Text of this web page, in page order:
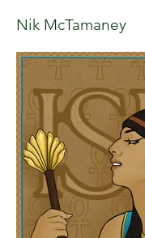
Nik McTamaney